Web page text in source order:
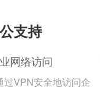
支持
网络访问
过VPN安全地访问企